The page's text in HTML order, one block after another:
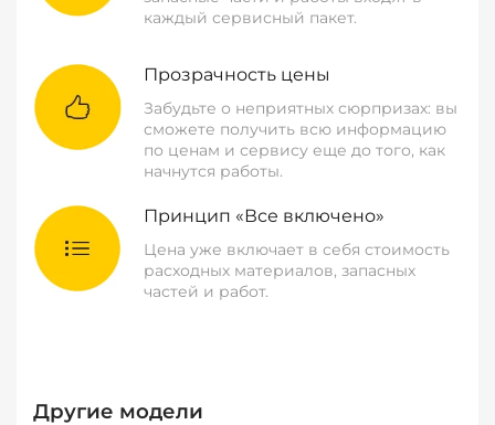
каждый сервисный пакет.
Прозрачность цены
Забудьте о неприятных сюрпризах: вы
сможете получить всю информацию
по ценам и сервису еще до того, как
начнутся работы.
Принцип «Все включено»
Цена уже включает в себя стоимость
расходных материалов, запасных
частей и работ.
Другие модели